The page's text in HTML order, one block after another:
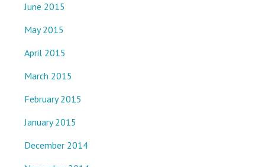
June 2015
May 2015
April 2015
March 2015
February 2015
January 2015
December 2014